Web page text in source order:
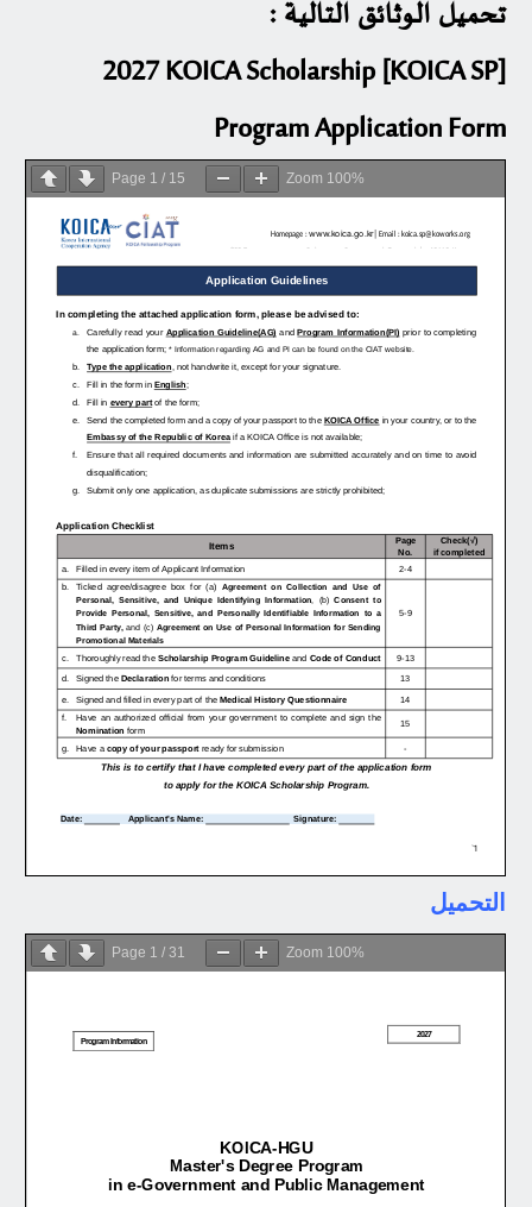
تحميل الوثائق التالية :
[KOICA SP] 2027 KOICA Scholarship
Program Application Form
Page 1 / 15 Zoom 100%
التحميل
Page 1 / 31 Zoom 100%